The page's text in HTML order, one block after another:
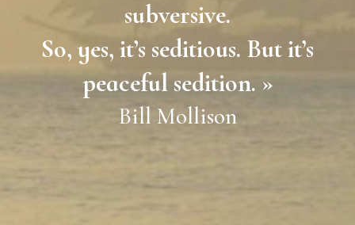
subversive.
So, yes, it’s seditious. But it’s
peaceful sedition. »
Bill Mollison